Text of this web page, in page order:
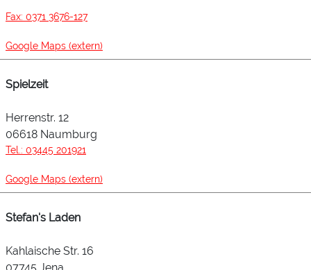
Fax: 0371 3676-127
Google Maps (extern)
Spielzeit
Herrenstr. 12
06618 Naumburg
Tel.: 03445 201921
Google Maps (extern)
Stefan's Laden
Kahlaische Str. 16